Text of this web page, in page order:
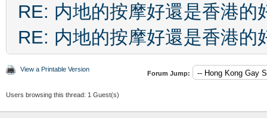
RE: 内地的按摩好還是香港的
RE: 内地的按摩好還是香港的
View a Printable Version
Forum Jump:
Users browsing this thread: 1 Guest(s)